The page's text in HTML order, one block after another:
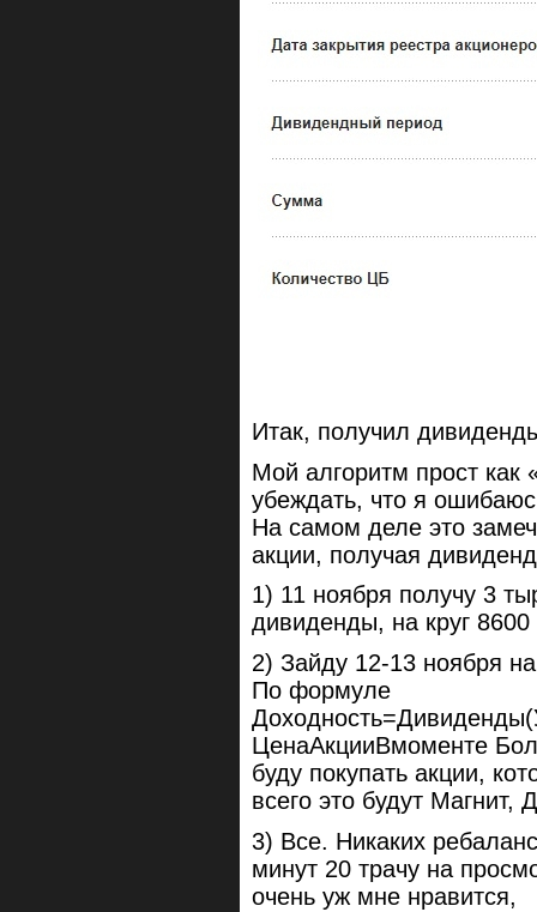
Итак, получил
Мой алгоритм прост как
убеждать, что я
На самом деле это
акции, получая
1) 11 ноября получу 3
дивиденды, на круг 8600
2) Зайду 12-13 ноября
По формуле
ЦенаАкцииВмоменте
буду покупать акции,
всего это будут Магнит,
3) Все. Никаких
минут 20 трачу на
очень уж мне нравится,